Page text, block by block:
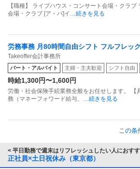
【職種】 ライブハウス・コンサート会場・クラブ
会場・クラブ [ア・パ]イ …続きを見る
労務事務 月80時間自由シフト フルフレッ
躍中
Takeoffer会計事務所
パート・アルバイト 主婦・主夫歓迎 シフト自由
時給1,300円〜1,600円
労働・社会保険手続業務全般をお任せします。 【
務（マネーフォワード給与、 …続きを見る
この条
< 平日勤務で週末はリフレッシュしたい人におす
正社員×土日祝休み（東京都）